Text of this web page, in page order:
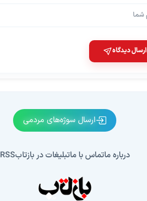
ارسال دیدگاه
ارسال سوژه‌های مردمی
درباره ماتماس با ماتبلیغات در بازتابRSS